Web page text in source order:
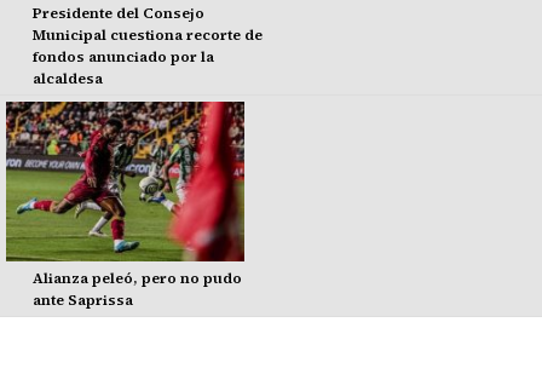
Presidente del Consejo
Municipal cuestiona recorte de
fondos anunciado por la
alcaldesa
Alianza peleó, pero no pudo
ante Saprissa